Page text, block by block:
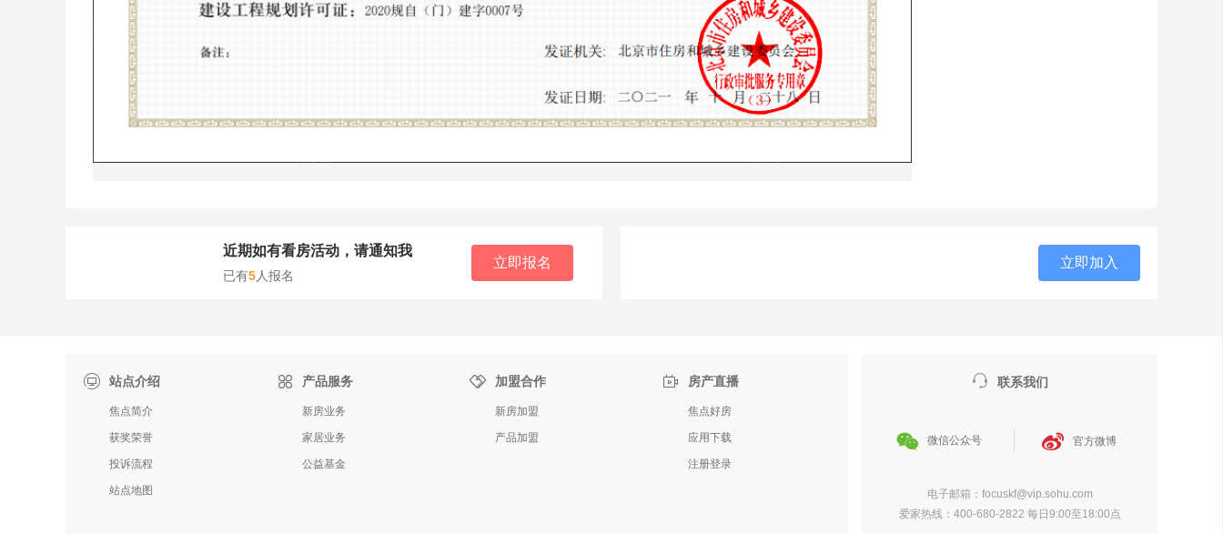
近期如有看房活动，请通知我
已有5人报名
立即报名 立即加入
站点介绍
焦点简介
获奖荣誉
投诉流程
站点地图
 产品服务
新房业务
家居业务
公益基金
 加盟合作
新房加盟
产品加盟
 房产直播
焦点好房
应用下载
注册登录
 联系我们
 微信公众号  官方微博
电子邮箱：focuskf@vip.sohu.com
爱家热线：400-680-2822 每日9:00至18:00点